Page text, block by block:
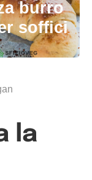
burro
soffici
la